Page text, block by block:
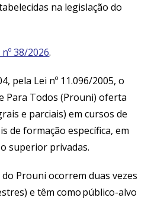
na legislação do
38/2026.
pela Lei nº 11.096/2005, o
Para Todos (Prouni) oferta
e parciais) em cursos de
de formação específica, em
superior privadas.
Prouni ocorrem duas vezes
e têm como público-alvo